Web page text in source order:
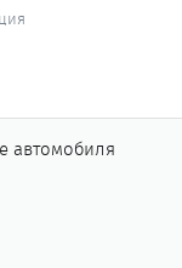
автомобиля